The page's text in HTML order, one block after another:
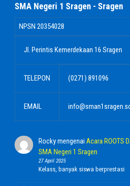
SMA Negeri 1 Sragen - Sragen
NPSN 20354028
Jl. Perintis Kemerdekaan 16 Sragen
TELEPON (0271) 891096
EMAIL
Rockymengenai Acara ROOTS
SMA Negeri 1 Sragen
27 April 2025
Kelass, banyak siswa berprestasi